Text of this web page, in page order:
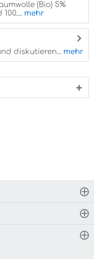
(Bio) 5%
mehr
diskutieren... mehr